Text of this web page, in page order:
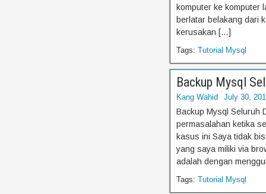
komputer ke komputer
berlatar belakang dari
kerusakan […]
Tags: Tutorial Mysql
Backup Mysql
Kang Wahid July 30,
Backup Mysql Seluruh
permasalahan ketika
kasus ini Saya tidak
yang saya miliki via
adalah dengan
Tags: Tutorial Mysql